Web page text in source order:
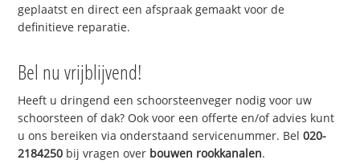
geplaatst en direct een afspraak gemaakt voor de
definitieve reparatie.
Bel nu vrijblijvend!
Heeft u dringend een schoorsteenveger nodig voor uw
schoorsteen of dak? Ook voor een offerte en/of advies kunt
u ons bereiken via onderstaand servicenummer. Bel020-
2184250 bij vragen over bouwen rookkanalen.